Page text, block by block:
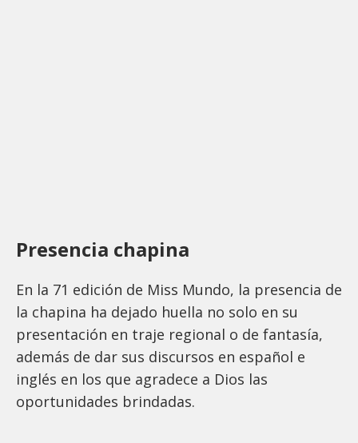
Presencia chapina
En la 71 edición de Miss Mundo, la presencia de
la chapina ha dejado huella no solo en su
presentación en traje regional o de fantasía,
además de dar sus discursos en español e
inglés en los que agradece a Dios las
oportunidades brindadas.